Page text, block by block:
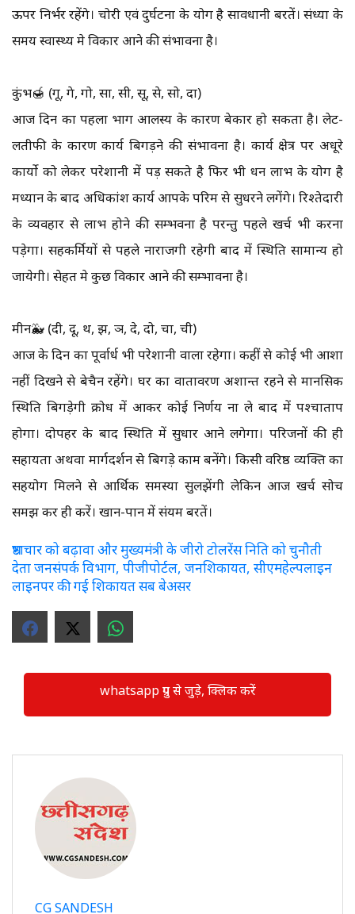
ऊपर निर्भर रहेंगे। चोरी एवं दुर्घटना के योग है सावधानी बरतें। संध्या के
समय स्वास्थ्य मे विकार आने की संभावना है।
कुंभ🍯 (गू, गे, गो, सा, सी, सू, से, सो, दा)
आज दिन का पहला भाग आलस्य के कारण बेकार हो सकता है। लेट-
लतीफी के कारण कार्य बिगड़ने की संभावना है। कार्य क्षेत्र पर अधूरे
कार्यो को लेकर परेशानी में पड़ सकते है फिर भी धन लाभ के योग है
मध्यान के बाद अधिकांश कार्य आपके परिश्रम से सुधरने लगेंगे। रिश्तेदारी
के व्यवहार से लाभ होने की सम्भवना है परन्तु पहले खर्च भी करना
पड़ेगा। सहकर्मियों से पहले नाराजगी रहेगी बाद में स्थिति सामान्य हो
जायेगी। सेहत मे कुछ विकार आने की सम्भावना है।
मीन🐳 (दी, दू, थ, झ, ञ, दे, दो, चा, ची)
आज के दिन का पूर्वार्ध भी परेशानी वाला रहेगा। कहीं से कोई भी आशा
नहीं दिखने से बेचैन रहेंगे। घर का वातावरण अशान्त रहने से मानसिक
स्थिति बिगड़ेगी क्रोध में आकर कोई निर्णय ना ले बाद में पश्चाताप
होगा। दोपहर के बाद स्थिति में सुधार आने लगेगा। परिजनों की ही
सहायता अथवा मार्गदर्शन से बिगड़े काम बनेंगे। किसी वरिष्ठ व्यक्ति का
सहयोग मिलने से आर्थिक समस्या सुलझेंगी लेकिन आज खर्च सोच
समझ कर ही करें। खान-पान में संयम बरतें।
भ्रष्टाचार को बढ़ावा और मुख्यमंत्री के जीरो टोलरेंस निति को चुनौती
देता जनसंपर्क विभाग, पीजीपोर्टल, जनशिकायत, सीएमहेल्पलाइन
लाइनपर की गई शिकायत सब बेअसर
whatsapp ग्रुप से जुड़े, क्लिक करें
CG SANDESH